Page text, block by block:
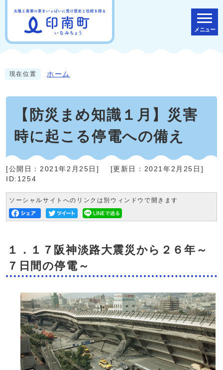
メニュー
現在位置 ホーム
【防災まめ知識１月】災害
時に起こる停電への備え
[公開日： 2021年2月25日 ] [更新日： 2021年2月25日 ]
ID:1254
ソーシャルサイトへのリンクは別ウィンドウで開きます
１．１７阪神淡路大震災から２６年～
７日間の停電～